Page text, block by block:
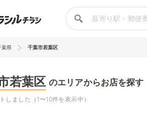
葉県 千葉市若葉区
若葉区 のエリアからお店を探す
しました（1〜10件を表示中）